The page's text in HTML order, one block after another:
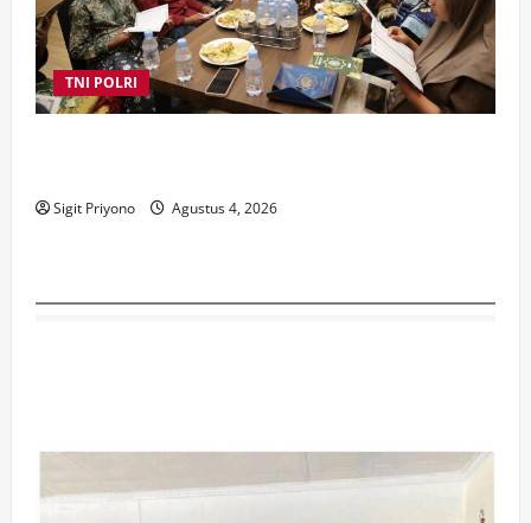
TNI POLRI
Sigit Priyono Agustus 4, 2026